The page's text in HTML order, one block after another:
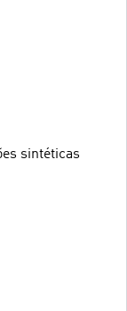
sintéticas